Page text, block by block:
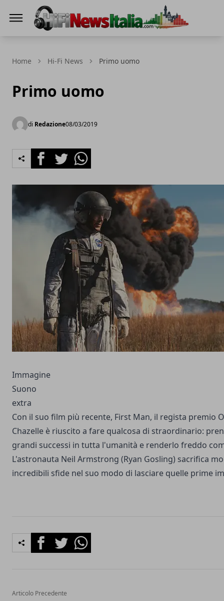
Home Hi-Fi News Primo uomo
Primo uomo
di Redazione08/03/2019
FacebookTwitterWhatsapp
Immagine
Suono
extra
Con il suo film più recente, First Man, il regista premio
Chazelle è riuscito a fare qualcosa di straordinario:
grandi successi in tutta l'umanità e renderlo freddo
L'astronauta Neil Armstrong (Ryan Gosling) sacrifica
incredibili sfide nel suo modo di lasciare quelle prime
FacebookTwitterWhatsapp
Articolo Precedente